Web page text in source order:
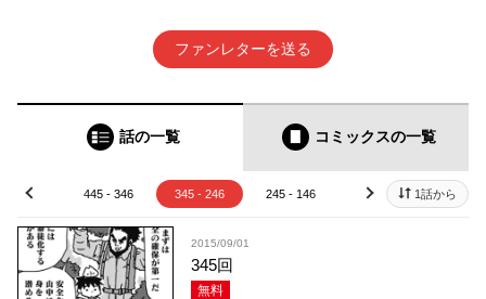
ファンレターを送る
話の一覧 コミックスの一覧
- 446 445 - 346 345 - 246 245 - 146 145 - 46 45 -
prev next 1話から
2015/09/01
345回
無料